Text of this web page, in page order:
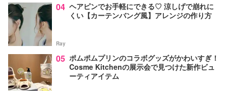
04 ヘアピンでお手軽にできる♡ 涼しげで崩れに
くい【カーテンバング風】アレンジの作り方
Ray
05 ポムポムプリンのコラボグッズがかわいすぎ！
Cosme Kitchenの展示会で見つけた新作ビュ
ーティアイテム